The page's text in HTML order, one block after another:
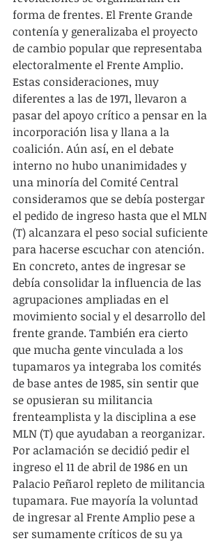
forma de frentes. El Frente Grande
contenía y generalizaba el proyecto
de cambio popular que representaba
electoralmente el Frente Amplio.
Estas consideraciones, muy
diferentes a las de 1971, llevaron a
pasar del apoyo crítico a pensar en la
incorporación lisa y llana a la
coalición. Aún así, en el debate
interno no hubo unanimidades y
una minoría del Comité Central
consideramos que se debía postergar
el pedido de ingreso hasta que el MLN
(T) alcanzara el peso social suficiente
para hacerse escuchar con atención.
En concreto, antes de ingresar se
debía consolidar la influencia de las
agrupaciones ampliadas en el
movimiento social y el desarrollo del
frente grande. También era cierto
que mucha gente vinculada a los
tupamaros ya integraba los comités
de base antes de 1985, sin sentir que
se opusieran su militancia
frenteamplista y la disciplina a ese
MLN (T) que ayudaban a reorganizar.
Por aclamación se decidió pedir el
ingreso el 11 de abril de 1986 en un
Palacio Peñarol repleto de militancia
tupamara. Fue mayoría la voluntad
de ingresar al Frente Amplio pese a
ser sumamente críticos de su ya